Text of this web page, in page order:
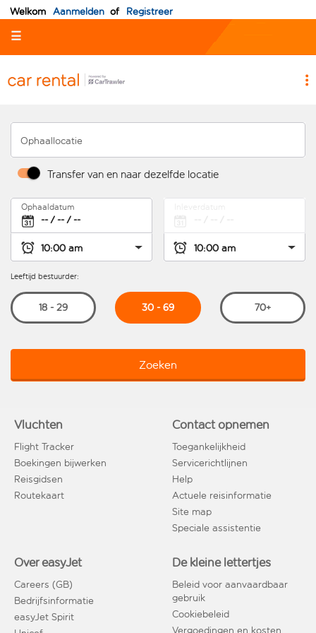
Welkom Aanmelden of Registreer
☰
Ophaallocatie
Transfer van en naar dezelfde locatie
Ophaaldatum
Leeftijd bestuurder:
18 - 29 30 - 69 70+
Zoeken
Vluchten
Flight Tracker
Boekingen bijwerken
Reisgidsen
Routekaart
Contact opnemen
Toegankelijkheid
Servicerichtlijnen
Help
Actuele reisinformatie
Site map
Speciale assistentie
Over easyJet
Careers (GB)
Bedrijfsinformatie
easyJet Spirit
De kleine lettertjes
Beleid voor aanvaardbaar
gebruik
Cookiebeleid
Vergoedingen en kosten